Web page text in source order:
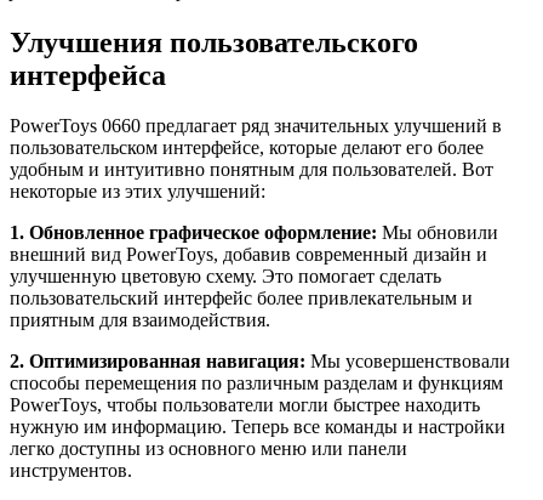
Улучшения пользовательского
интерфейса
PowerToys 0660 предлагает ряд значительных улучшений в
пользовательском интерфейсе, которые делают его более
удобным и интуитивно понятным для пользователей. Вот
некоторые из этих улучшений:
1. Обновленное графическое оформление: Мы обновили
внешний вид PowerToys, добавив современный дизайн и
улучшенную цветовую схему. Это помогает сделать
пользовательский интерфейс более привлекательным и
приятным для взаимодействия.
2. Оптимизированная навигация: Мы усовершенствовали
способы перемещения по различным разделам и функциям
PowerToys, чтобы пользователи могли быстрее находить
нужную им информацию. Теперь все команды и настройки
легко доступны из основного меню или панели
инструментов.